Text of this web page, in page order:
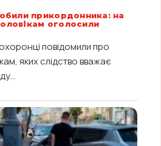
прикордонника: на
оголосили
повідомили про
яких слідство вважає